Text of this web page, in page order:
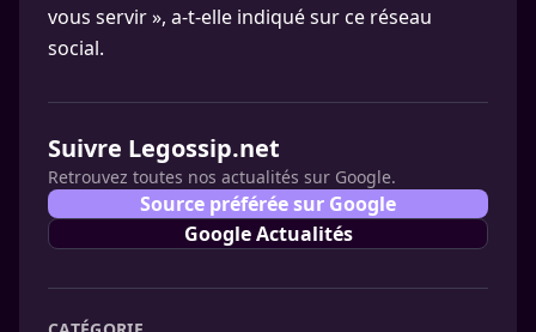
vous servir », a-t-elle indiqué sur ce réseau
social.
Suivre Legossip.net
Retrouvez toutes nos actualités sur Google.
Source préférée sur Google
Google Actualités